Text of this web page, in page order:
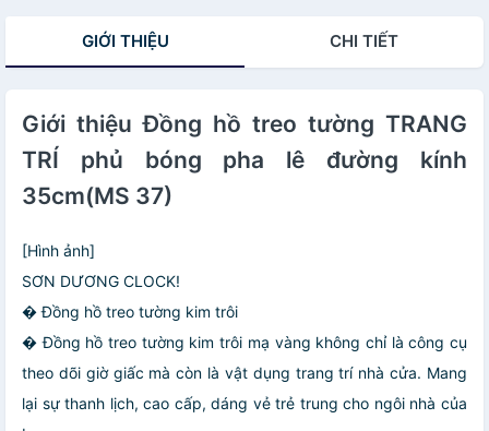
GIỚI THIỆU CHI TIẾT
Giới thiệu Đồng hồ treo tường TRANG
TRÍ phủ bóng pha lê đường kính
35cm(MS 37)
[Hình ảnh]
SƠN DƯƠNG CLOCK!
� Đồng hồ treo tường kim trôi
� Đồng hồ treo tường kim trôi mạ vàng không chỉ là công cụ
theo dõi giờ giấc mà còn là vật dụng trang trí nhà cửa. Mang
lại sự thanh lịch, cao cấp, dáng vẻ trẻ trung cho ngôi nhà của